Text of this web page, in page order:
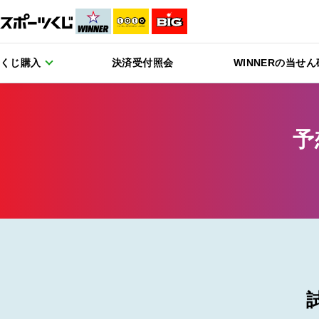
くじ購入 決済受付照会 WINNERの当せん